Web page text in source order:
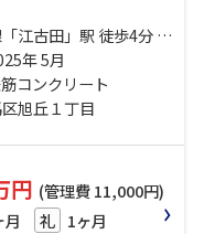
江古田」駅 徒歩4分 都
新江古田」駅 徒歩5分
「新桜台」駅 徒歩11
年 5月
コンクリート
旭丘１丁目
円 (管理費 11,000円)
月 礼 1ヶ月